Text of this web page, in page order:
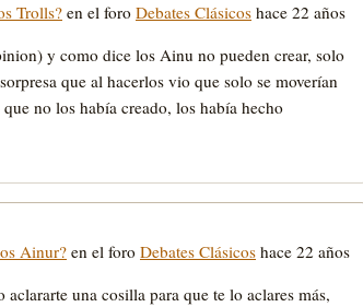
Trolls? en el foro Debates Clásicos hace 22 años
y como dice los Ainu no pueden crear, solo
que al hacerlos vio que solo se moverían
no los había creado, los había hecho
Ainur? en el foro Debates Clásicos hace 22 años
una cosilla para que te lo aclares más,